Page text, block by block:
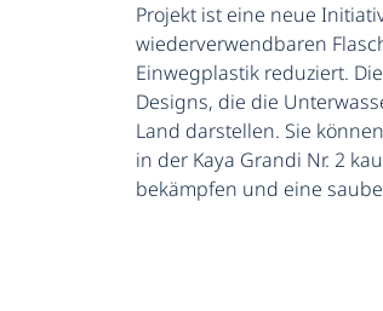
Projekt ist eine neue
wiederverwendbaren
Einwegplastik reduziert.
Designs, die die
Land darstellen. Sie
in der Kaya Grandi Nr. 2
bekämpfen und eine